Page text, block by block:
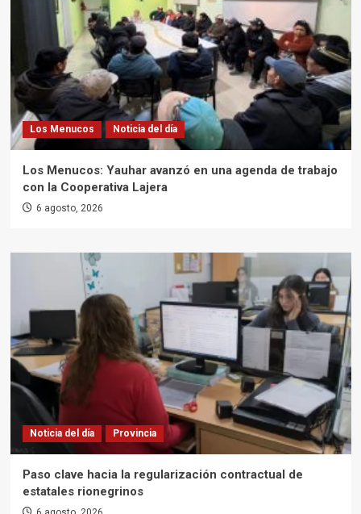
Los Menucos Noticia del día
Los Menucos: Yauhar avanzó en una agenda de trabajo
con la Cooperativa Lajera
6 agosto, 2026
Noticia del día Provincia
Paso clave hacia la regularización contractual de
estatales rionegrinos